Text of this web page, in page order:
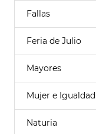
Fallas
Feria de Julio
Mayores
Mujer e Igualdad
Naturia